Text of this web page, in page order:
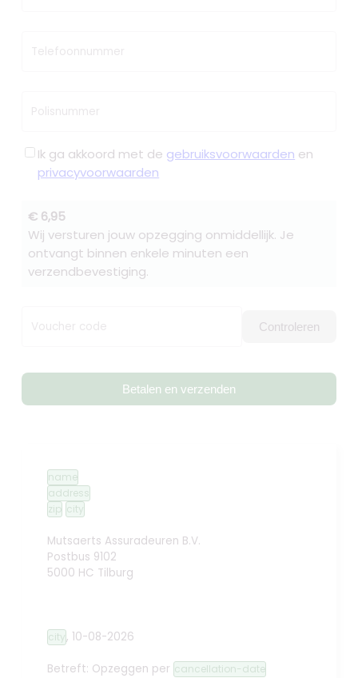
Telefoonnummer
Polisnummer
Ik ga akkoord met de gebruiksvoorwaarden en
privacyvoorwaarden
€ 6,95
Wij versturen jouw opzegging onmiddellijk. Je
ontvangt binnen enkele minuten een
verzendbevestiging.
Voucher code Controleren
Betalen en verzenden
name
address
zip city
Mutsaerts Assuradeuren B.V.
Postbus 9102
5000 HC Tilburg
city, 10-08-2026
Betreft: Opzeggen per cancellation-date